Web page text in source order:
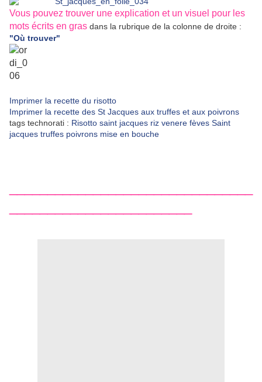
Vous pouvez trouver une explication et un visuel pour les
mots écrits en gras dans la rubrique de la colonne de droite :
"Où trouver"
Imprimer la recette du risotto
Imprimer la recette des St Jacques aux truffes et aux poivrons
tags technorati : Risotto saint jacques riz venere fèves Saint
jacques truffes poivrons mise en bouche